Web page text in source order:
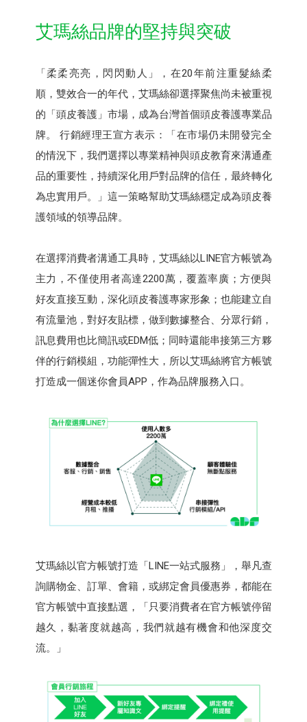
艾瑪絲品牌的堅持與突破
「柔柔亮亮，閃閃動人」，在20年前注重髮絲柔
順，雙效合一的年代，艾瑪絲卻選擇聚焦尚未被重視
的「頭皮養護」市場，成為台灣首個頭皮養護專業品
牌。 行銷經理王宣方表示：「在市場仍未開發完全
的情況下，我們選擇以專業精神與頭皮教育來溝通產
品的重要性，持續深化用戶對品牌的信任，最終轉化
為忠實用戶。」這一策略幫助艾瑪絲穩定成為頭皮養
護領域的領導品牌。
在選擇消費者溝通工具時，艾瑪絲以LINE官方帳號為
主力，不僅使用者高達2200萬，覆蓋率廣；方便與
好友直接互動，深化頭皮養護專家形象；也能建立自
有流量池，對好友貼標，做到數據整合、分眾行銷，
訊息費用也比簡訊或EDM低；同時還能串接第三方夥
伴的行銷模組，功能彈性大，所以艾瑪絲將官方帳號
打造成一個迷你會員APP，作為品牌服務入口。
艾瑪絲以官方帳號打造「LINE一站式服務」，舉凡查
詢購物金、訂單、會籍，或綁定會員優惠券，都能在
官方帳號中直接點選，「只要消費者在官方帳號停留
越久，黏著度就越高，我們就越有機會和他深度交
流。」